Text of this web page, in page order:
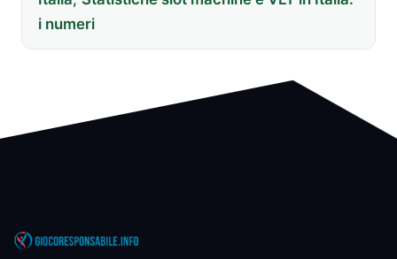
i numeri